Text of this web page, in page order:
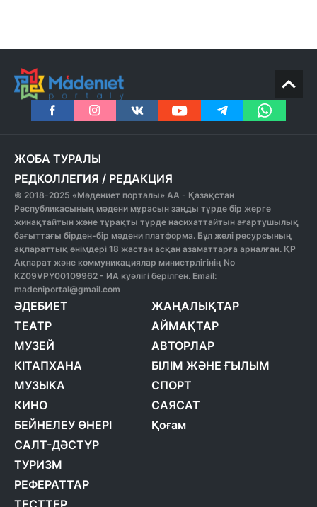
ЖОБА ТУРАЛЫ
РЕДКОЛЛЕГИЯ / РЕДАКЦИЯ
© 2018-2025 «Мәдениет порталы» АА - Қазақстан
Республикасының мәдени мұрасын заңды түрде бір жерге
жинақтайтын және тұрақты түрде насихаттайтын ағартушылық
бағыттағы бірден-бір мәдени платформа. Бұл желі ресурсының
ақпараттық өнімдері 18 жастан асқан азаматтарға арналған. ҚР
Ақпарат және коммуникациялар министрлігінің No
KZ09VPY00109962 - ИА куәлігі берілген. Email:
madeniportal@gmail.com
ӘДЕБИЕТ
ТЕАТР
МУЗЕЙ
КІТАПХАНА
МУЗЫКА
КИНО
БЕЙНЕЛЕУ ӨНЕРІ
САЛТ-ДӘСТҮР
ТУРИЗМ
РЕФЕРАТТАР
ЖАҢАЛЫҚТАР
АЙМАҚТАР
АВТОРЛАР
БІЛІМ ЖӘНЕ ҒЫЛЫМ
СПОРТ
САЯСАТ
Қоғам